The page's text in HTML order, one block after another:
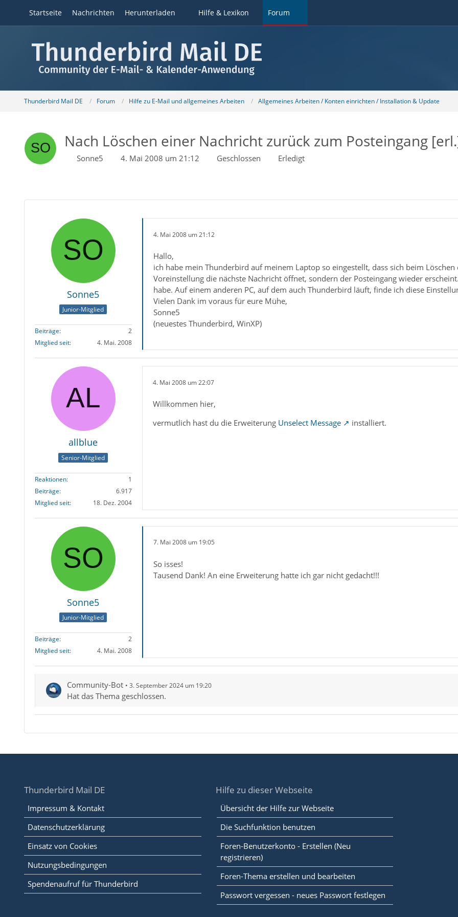
Startseite Nachrichten Herunterladen Hilfe & Lexikon Forum
Thunderbird Mail DE Forum Hilfe zu E-Mail und allgemeines Arbeiten Allgemeines Arbeiten / Konten einrichten / Installation & Update
Nach Löschen einer Nachricht zurück zum Posteingang
Sonne5 4. Mai 2008 um 21:12 Geschlossen Erledigt
Sonne5
Junior-Mitglied
Beiträge
2
Mitglied seit
4. Mai. 2008
4. Mai 2008 um 21:12
Hallo,
ich habe mein Thunderbird auf meinem Laptop so eingestellt, dass sich beim
Voreinstellung die nächste Nachricht öffnet, sondern der Posteingang wieder
habe. Auf einem anderen PC, auf dem auch Thunderbird läuft, finde ich diese
Vielen Dank im voraus für eure Mühe,
Sonne5
(neuestes Thunderbird, WinXP)
allblue
Senior-Mitglied
Reaktionen
1
Beiträge
6.917
Mitglied seit
18. Dez. 2004
4. Mai 2008 um 22:07
Willkommen hier,
vermutlich hast du die Erweiterung Unselect Message installiert.
Sonne5
Junior-Mitglied
Beiträge
2
Mitglied seit
4. Mai. 2008
7. Mai 2008 um 19:05
So isses!
Tausend Dank! An eine Erweiterung hatte ich gar nicht gedacht!!!
Community-Bot 3. September 2024 um 19:20
Hat das Thema geschlossen.
Thunderbird Mail DE
Impressum & Kontakt
Datenschutzerklärung
Einsatz von Cookies
Nutzungsbedingungen
Spendenaufruf für Thunderbird
Hilfe zu dieser Webseite
Übersicht der Hilfe zur Webseite
Die Suchfunktion benutzen
Foren-Benutzerkonto - Erstellen (Neu
registrieren)
Foren-Thema erstellen und bearbeiten
Passwort vergessen - neues Passwort festlegen